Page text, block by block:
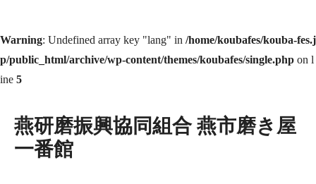
Warning: Undefined array key "lang" in /home/koubafes/kouba-fes.j
p/public_html/archive/wp-content/themes/koubafes/single.php on l
ine 5
燕研磨振興協同組合 燕市磨き屋
一番館